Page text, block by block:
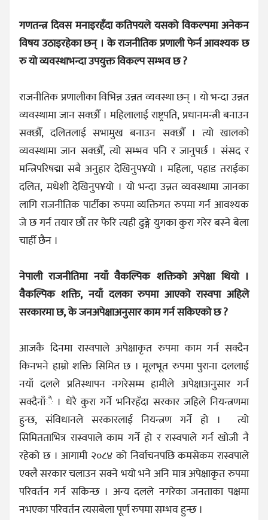
गणतन्त्र दिवस मनाइरहँदा कतिपयले यसको विकल्पमा अनेकन
विषय उठाइरहेका छन् । के राजनीतिक प्रणाली फेर्न आवश्यक छ
रु यो व्यवस्थाभन्दा उपयुक्त विकल्प सम्भव छ ?
राजनीतिक प्रणालीका विभिन्न उन्नत व्यवस्था छन् । यो भन्दा उन्नत
व्यवस्थामा जान सक्छौँ । महिलालाई राष्ट्रपति, प्रधानमन्त्री बनाउन
सक्छौँ, दलितलाई सभामुख बनाउन सक्छौँ । त्यो खालको
व्यवस्थामा जान सक्छौँ, त्यो सम्भव पनि र जानुपर्छ । संसद र
मन्त्रिपरिषद्मा सबै अनुहार देखिनुप¥यो । महिला, पहाड तराईका
दलित, मधेशी देखिनुप¥यो । यो भन्दा उन्नत व्यवस्थामा जानका
लागि राजनीतिक पार्टीका रुपमा व्यक्तिगत रुपमा गर्न आवश्यक
जे छ गर्न तयार छौँ तर फेरि त्यही ढुङ्गे युगका कुरा गरेर बस्ने बेला
चाहीँ छैन ।
नेपाली राजनीतिमा नयाँ वैकल्पिक शक्तिको अपेक्षा थियो ।
वैकल्पिक शक्ति, नयाँ दलका रुपमा आएको रास्वपा अहिले
सरकारमा छ, के जनअपेक्षाअनुसार काम गर्न सकिएको छ ?
आजकै दिनमा रास्वपाले अपेक्षाकृत रुपमा काम गर्न सक्दैन
किनभने हाम्रो शक्ति सिमित छ । मूलभूत रुपमा पुराना दललाई
नयाँ दलले प्रतिस्थापन नगरेसम्म हामीले अपेक्षाअनुसार गर्न
सक्दैनाँै । धेरै कुरा गर्ने भनिरहँदा सरकार जहिले नियन्त्रणमा
हुन्छ, संविधानले सरकारलाई नियन्त्रण गर्ने हो । त्यो
सिमितताभित्र रास्वपाले काम गर्ने हो र रास्वपाले गर्न खोजी नै
रहेको छ । आगामी २०८४ को निर्वाचनपछि कमसेकम रास्वपाले
एक्लै सरकार चलाउन सक्ने भयो भने अनि मात्र अपेक्षाकृत रुपमा
परिवर्तन गर्न सकिन्छ । अन्य दलले नगरेका जनताका पक्षमा
नभएका परिवर्तन त्यसबेला पूर्ण रुपमा सम्भव हुन्छ ।